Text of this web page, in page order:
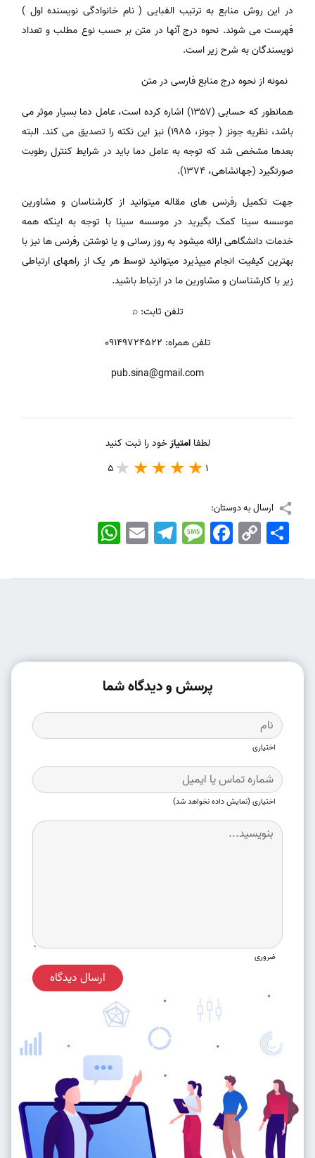
در این روش منابع به ترتیب الفبایی ( نام خانوادگی نویسنده اول )
فهرست می شوند. نحوه درج آنها در متن بر حسب نوع مطلب و تعداد
نویسندگان به شرح زیر است.
نمونه از نحوه درج منابع فارسی در متن
همان­طور که حسابی (۱۳۵۷) اشاره کرده است، عامل دما بسیار موثر می
باشد، نظریه جونز ( جونز، ۱۹۸۵) نیز این نکته را تصدیق می کند. البته
بعدها مشخص شد که توجه به عامل دما باید در شرایط کنترل رطوبت
صورت­گیرد (جهانشاهی، ۱۳۷۴).
جهت تکمیل رفرنس های مقاله میتوانید از کارشناسان و مشاورین
موسسه سینا کمک بگیرید در موسسه سینا با توجه به اینکه همه
خدمات دانشگاهی ارائه میشود به روز رسانی و یا نوشتن رفرنس ها نیز با
بهترین کیفیت انجام میپذیرد میتوانید توسط هر یک از راههای ارتباطی
زیر با کارشناسان و مشاورین ما در ارتباط باشید.
تلفن ثابت: ⌕
تلفن همراه: 09149724522
pub.sina@gmail.com
لطفاامتیازخود را ثبت کنید
1
5
ارسال به دوستان:
WhatsApp EmailTelegramMessageFacebook Copy
Link
اشتراک
پرسش و دیدگاه شما
اختیاری
اختیاری (نمایش داده نخواهد شد)
ضروری
ارسال دیدگاه